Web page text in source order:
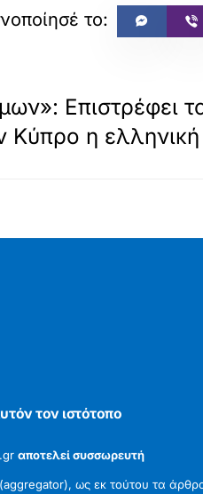
Επιστρέφει
Κύπρο η
τον ιστότοπο
αποτελεί συσσωρευτή
(aggregator), ως εκ τούτου τα